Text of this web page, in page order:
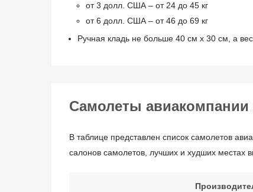
от 3 долл. США – от 24 до 45 кг
от 6 долл. США – от 46 до 69 кг
Ручная кладь не больше 40 см х 30 см, а
Самолеты авиакомпании
В таблице представлен список самолетов
салонов самолетов, лучших и худших местах